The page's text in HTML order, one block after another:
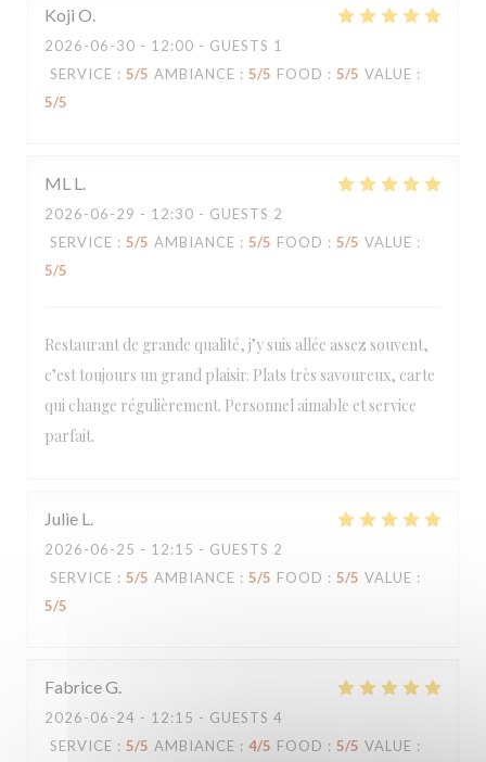
Koji O
2026-06-30 - 12:00 - GUESTS 1
SERVICE : 5/5 AMBIANCE : 5/5 FOOD : 5/5 VALUE :
5/5
ML L
2026-06-29 - 12:30 - GUESTS 2
SERVICE : 5/5 AMBIANCE : 5/5 FOOD : 5/5 VALUE :
5/5
Restaurant de grande qualité, j’y suis allée assez souvent,
c’est toujours un grand plaisir. Plats très savoureux, carte
qui change régulièrement. Personnel aimable et service
parfait.
Julie L
2026-06-25 - 12:15 - GUESTS 2
SERVICE : 5/5 AMBIANCE : 5/5 FOOD : 5/5 VALUE :
5/5
FabriceG
2026-06-24 - 12:15 - GUESTS 4
SERVICE : 5/5 AMBIANCE : 4/5 FOOD : 5/5 VALUE :
Loco by Jem's